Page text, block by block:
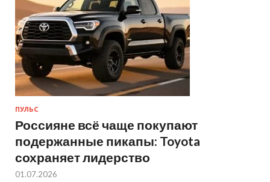
ПУЛЬС
Россияне всё чаще покупают
подержанные пикапы: Toyota
сохраняет лидерство
01.07.2026